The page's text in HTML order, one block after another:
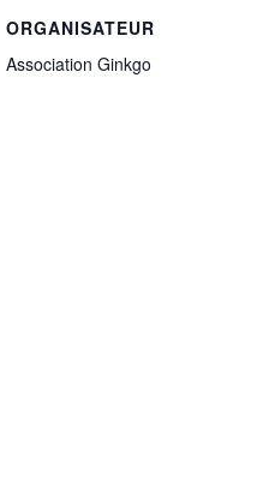
ORGANISATEUR
Association Ginkgo